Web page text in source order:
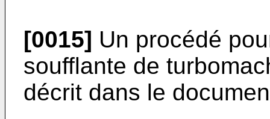
[0015] Un procédé
soufflante de
décrit dans le